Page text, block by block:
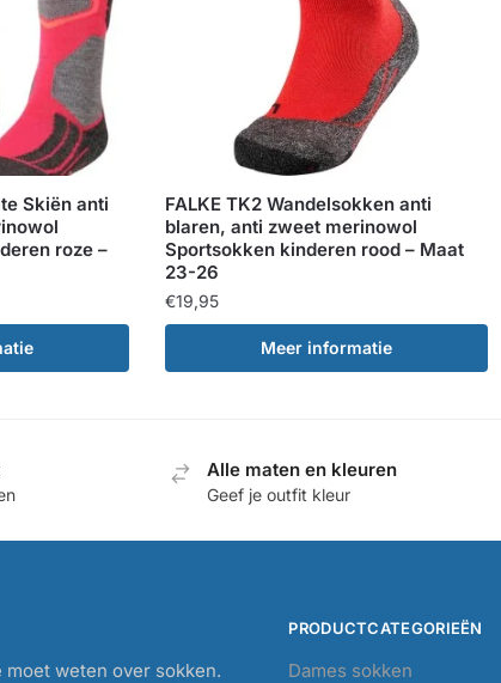
Skiën anti
roze –
FALKE TK2 Wandelsokken anti
blaren, anti zweet merinowol
Sportsokken kinderen rood – Maat
23-26
€19,95
Meer informatie
Alle maten en kleuren
Geef je outfit kleur
weten over sokken.
PRODUCTCATEGORIEËN
Dames sokken